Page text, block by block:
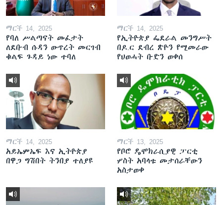
ማርች 14, 2025
የባለ ሥልጣናት መፈታት
ለደቡብ ሱዳን ውጥረት መርገብ
ቁልፍ ጉዳይ ነው ተባለ
ማርች 14, 2025
የኢትዮጵያ ፌደራል መንግሥት
በዶ.ር ደብረ ጽዮን የሚመራው
የህወሓት ቡድን ወቀሰ
ማርች 14, 2025
አይኤምኤፍ እና ኢትዮጵያ
በዋጋ ግሽበት ትንበያ ተለያዩ
ማርች 13, 2025
የቦሮ ዴሞክራሲያዊ ፓርቲ
ሦስት አባላቱ መታሰራቸውን
አስታወቀ